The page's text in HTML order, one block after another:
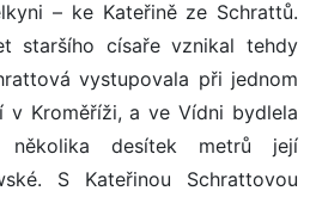
– ke Kateřině ze Schrattů.
staršího císaře vznikal tehdy
vystupovala při jednom
v Kroměříži, a ve Vídni bydlela
desítek metrů její
S Kateřinou Schrattovou